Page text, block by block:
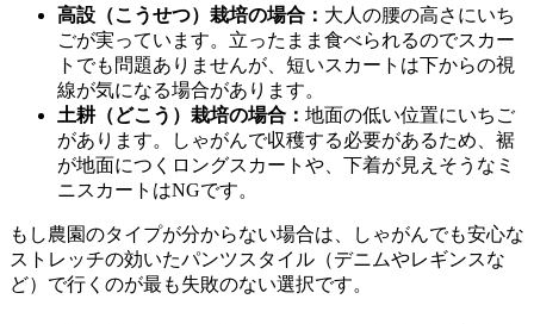
高設（こうせつ）栽培の場合： 大人の腰の高さにいち
ごが実っています。立ったまま食べられるのでスカー
トでも問題ありませんが、短いスカートは下からの視
線が気になる場合があります。
土耕（どこう）栽培の場合： 地面の低い位置にいちご
があります。しゃがんで収穫する必要があるため、 裾
が地面につくロングスカートや、下着が見えそうなミ
ニスカートはNGです。
もし農園のタイプが分からない場合は、しゃがんでも安心な
ストレッチの効いたパンツスタイル（デニムやレギンスな
ど） で行くのが最も失敗のない選択です。